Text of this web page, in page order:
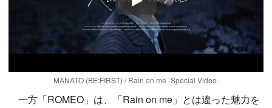
Play
MANATO (BE:FIRST) / Rain on me -Special Video-
一方「ROMEO」は、「Rain on me」とは違った魅力を